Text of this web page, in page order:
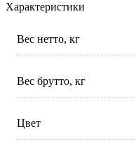
Характеристики
Вес нетто, кг
Вес брутто, кг
Цвет